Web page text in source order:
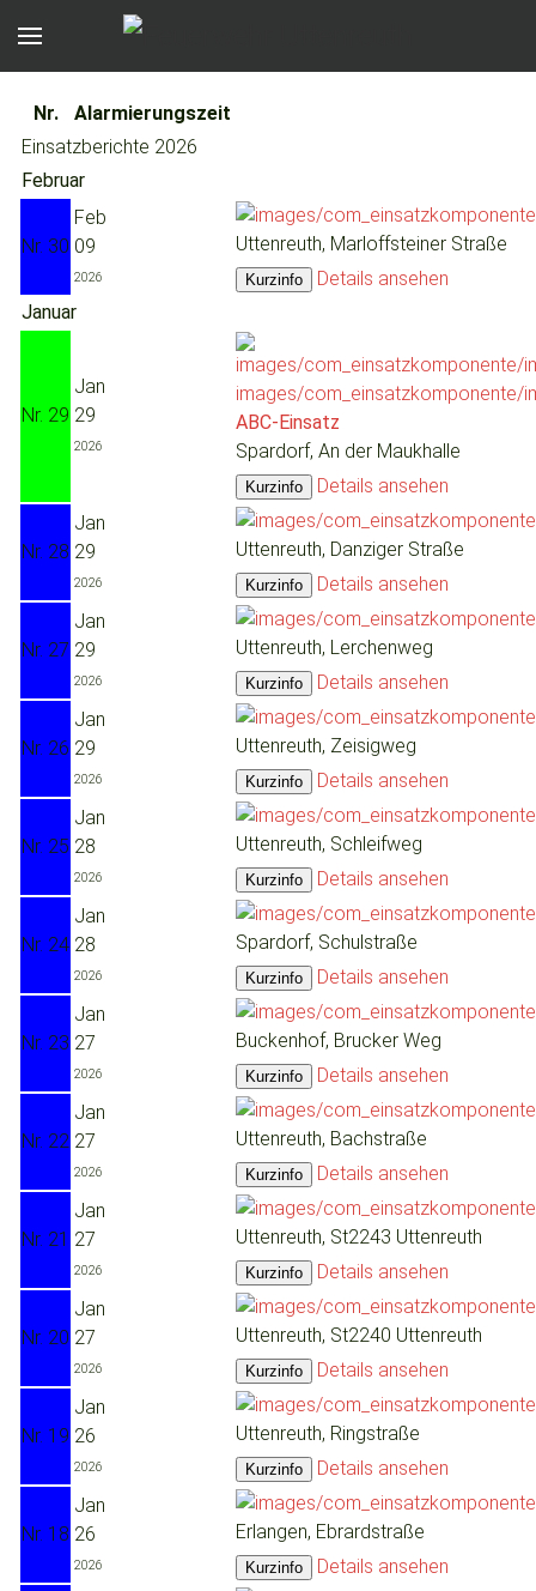
Nr.
Alarmierungszeit
Einsatzberichte 2026
Februar
Nr. 30
Feb
09
2026
Uttenreuth, Marloffsteiner Straße
Details ansehen
Januar
Nr. 29
Jan
29
2026
ABC-Einsatz
Spardorf, An der Maukhalle
Details ansehen
Nr. 28
Jan
29
2026
Uttenreuth, Danziger Straße
Details ansehen
Nr. 27
Jan
29
2026
Uttenreuth, Lerchenweg
Details ansehen
Nr. 26
Jan
29
2026
Uttenreuth, Zeisigweg
Details ansehen
Nr. 25
Jan
28
2026
Uttenreuth, Schleifweg
Details ansehen
Nr. 24
Jan
28
2026
Spardorf, Schulstraße
Details ansehen
Nr. 23
Jan
27
2026
Buckenhof, Brucker Weg
Details ansehen
Nr. 22
Jan
27
2026
Uttenreuth, Bachstraße
Details ansehen
Nr. 21
Jan
27
2026
Uttenreuth, St2243 Uttenreuth
Details ansehen
Nr. 20
Jan
27
2026
Uttenreuth, St2240 Uttenreuth
Details ansehen
Nr. 19
Jan
26
2026
Uttenreuth, Ringstraße
Details ansehen
Nr. 18
Jan
26
2026
Erlangen, Ebrardstraße
Details ansehen